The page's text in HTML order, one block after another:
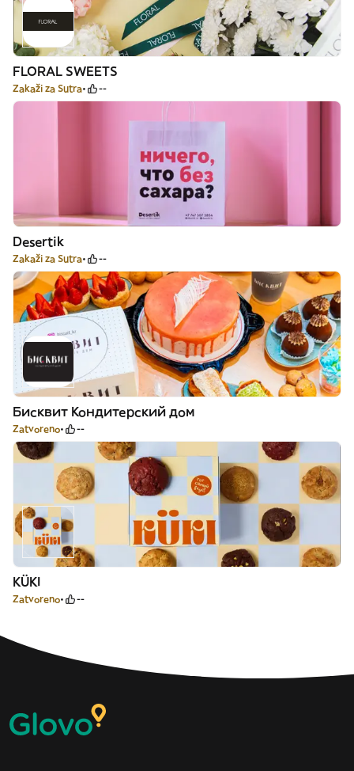
FLORAL SWEETS
Zakaži za Sutra --
Desertik
Zakaži za Sutra --
Бисквит Кондитерский дом
Zatvoreno --
KÜKI
Zatvoreno --